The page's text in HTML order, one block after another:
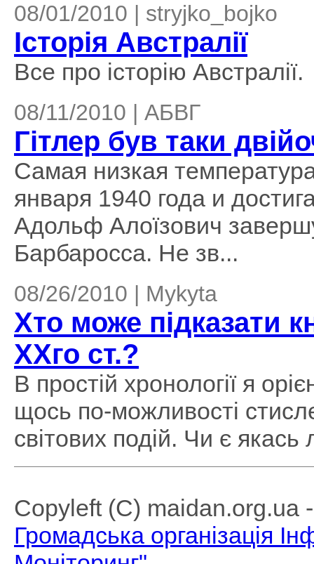
08/01/2010 | stryjko_bojko
Історія Австралії
Все про історію Австралії.
08/11/2010 | АБВГ
Гітлер був таки
Самая низкая
января 1940 года и
Адольф Алоїзович
Барбаросса. Не зв...
08/26/2010 | Mykyta
Хто може підказати
ХХго ст.?
В простій хронології я
щось по-можливості
світових подій. Чи є якась
Copyleft (C) maidan.org.ua
Громадська організація